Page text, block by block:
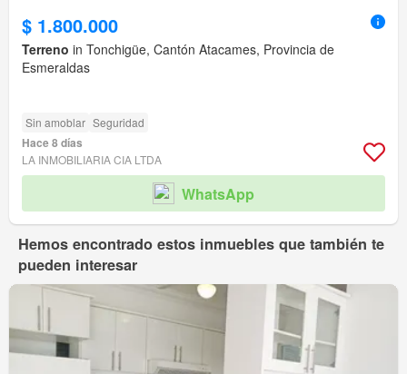
$ 1.800.000
Terreno in Tonchigüe, Cantón Atacames, Provincia de
Esmeraldas
Sin amoblar Seguridad
Hace 8 días
LA INMOBILIARIA CIA LTDA
WhatsApp
Hemos encontrado estos inmuebles que también te
pueden interesar